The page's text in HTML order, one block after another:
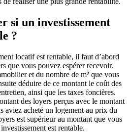
si un investissement
?
locatif est rentable, il faut d’abord
que vous pouvez espérer recevoir.
et du nombre de m² que vous
déduire de ce montant le coût des
ainsi que les taxes foncières.
des loyers perçus avec le montant
aviez acheté un logement au prix du
est supérieur au montant que vous
est rentable.